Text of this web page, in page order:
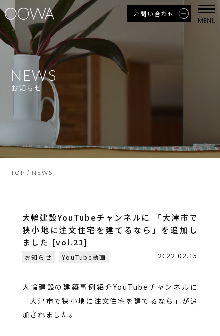
お問い合わせ
NEWS
お知らせ
TOP / NEWS
大輪建設YouTubeチャンネルに 「大津市で
狭小地に注文住宅を建てるなら」を追加し
ました [vol.21]
お知らせ YouTube動画 2022.02.15
大輪建設の建築事例紹介YouTubeチャンネルに
「大津市で狭小地に注文住宅を建てるなら」が追
加されました。